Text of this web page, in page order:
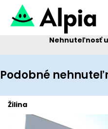
Nehnuteľnosť
Podobné
Žilina